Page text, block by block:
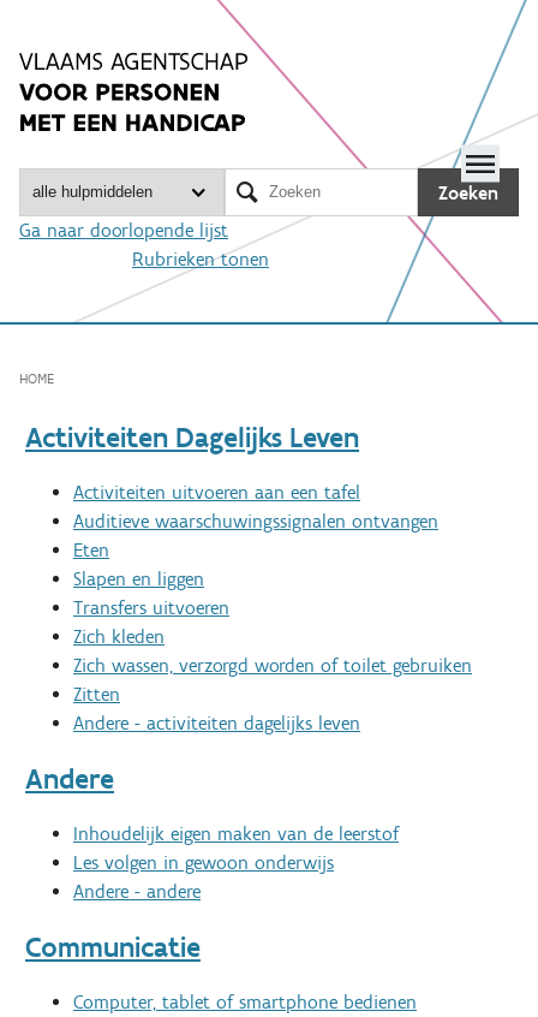
inhoud
Zoeken
Ga naar doorlopende lijst
Rubrieken tonen

HOME
Activiteiten Dagelijks Leven
Activiteiten uitvoeren aan een tafel
Auditieve waarschuwingssignalen ontvangen
Eten
Slapen en liggen
Transfers uitvoeren
Zich kleden
Zich wassen, verzorgd worden of toilet gebruiken
Zitten
Andere - activiteiten dagelijks leven
Andere
Inhoudelijk eigen maken van de leerstof
Les volgen in gewoon onderwijs
Andere - andere
Communicatie
Computer, tablet of smartphone bedienen